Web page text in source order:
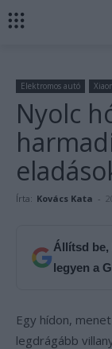
Elektromos autó
Nyolc
Írta: Kovács Kata -
Állítsd be,
legyen a
Egy hídon,
legdrágább